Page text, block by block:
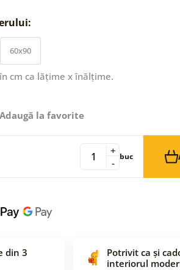
60x90
cm ca lățime x înălțime.
Adaugă la favorite
-
+ buc
din 3
Potrivit ca și
interiorul